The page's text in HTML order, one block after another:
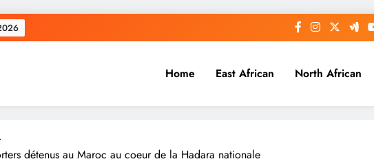
Home East African North African
détenus au Maroc au coeur de la Hadara nationale